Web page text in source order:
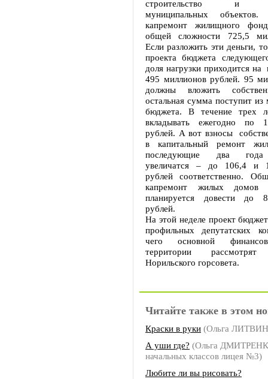
строительство и
муниципальных
капремонт жилищного
общей сложности 725,5
Если разложить эти деньги,
проекта бюджета
доля нагрузки приходится на
495 миллионов рублей. 95
должны вложить
остальная сумма поступит из
бюджета. В течение трех
вкладывать ежегодно по
рублей. А вот взносы
в капитальный ремонт
последующие два года
увеличатся – до 106,4 и
рублей соответственно.
капремонт жилых
планируется довести до
рублей.
На этой неделе проект
профильных депутатских
чего основной
территории
Норильского горсовета.
Читайте также в этом
Краски в руки (Ольга
А уши где? (Ольга
начальных классов лицея №3)
Любите ли вы рисовать?